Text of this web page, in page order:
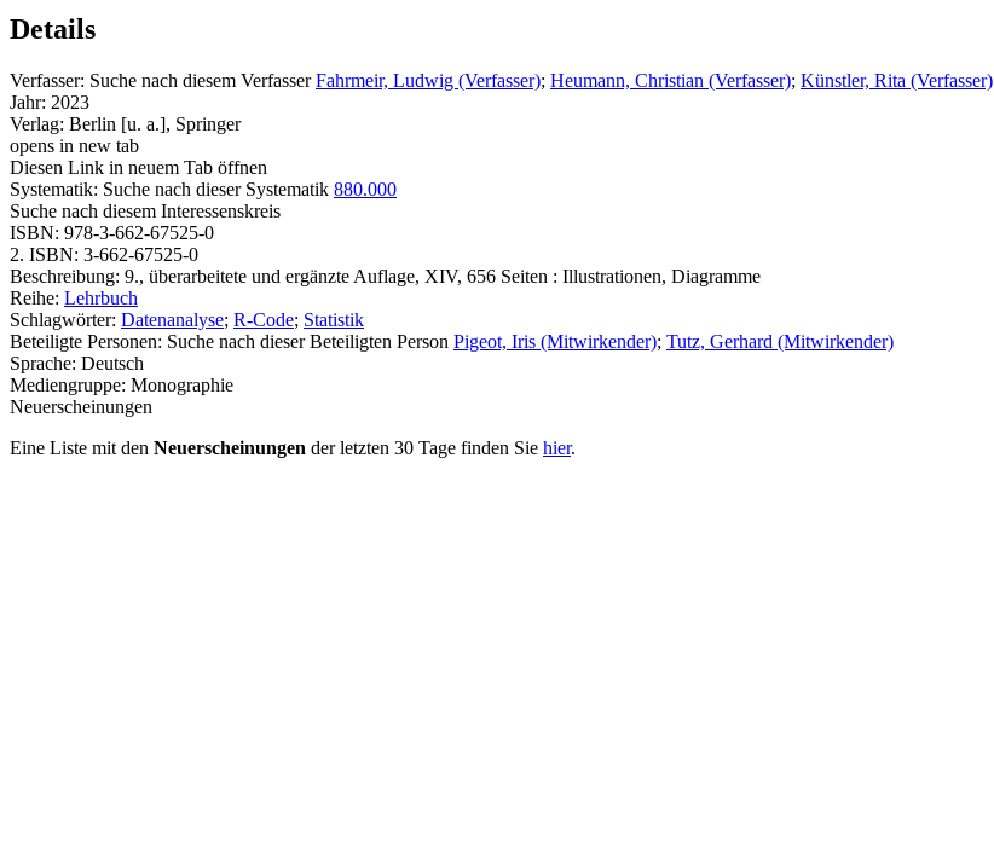
Details
Verfasser: Suche nach diesem Verfasser Fahrmeir, Ludwig (Verfasser); Heumann, Christian (Verfasser); Künstler, Rita (Verfasser)
Jahr: 2023
Verlag: Berlin [u. a.], Springer
opens in new tab
Diesen Link in neuem Tab öffnen
Systematik: Suche nach dieser Systematik 880.000
Suche nach diesem Interessenskreis
ISBN: 978-3-662-67525-0
2. ISBN: 3-662-67525-0
Beschreibung: 9., überarbeitete und ergänzte Auflage, XIV, 656 Seiten : Illustrationen, Diagramme
Reihe: Lehrbuch
Schlagwörter: Datenanalyse; R-Code; Statistik
Beteiligte Personen: Suche nach dieser Beteiligten Person Pigeot, Iris (Mitwirkender); Tutz, Gerhard (Mitwirkender)
Sprache: Deutsch
Mediengruppe: Monographie
Neuerscheinungen
Eine Liste mit den Neuerscheinungen der letzten 30 Tage finden Sie hier.